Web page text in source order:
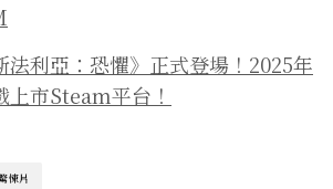
法利亞：恐懼》正式登場！2025年
市Steam平台！
悚片